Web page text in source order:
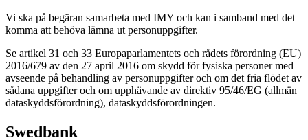
Vi ska på begäran samarbeta med IMY och kan i samband med det
komma att behöva lämna ut personuppgifter.
Se artikel 31 och 33 Europaparlamentets och rådets förordning (EU)
2016/679 av den 27 april 2016 om skydd för fysiska personer med
avseende på behandling av personuppgifter och om det fria flödet av
sådana uppgifter och om upphävande av direktiv 95/46/EG (allmän
dataskyddsförordning), dataskyddsförordningen.
Swedbank